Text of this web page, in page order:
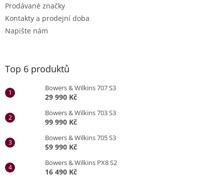
Prodávané značky
Kontakty a prodejní doba
Napište nám
Top 6 produktů
Bowers & Wilkins 707 S3
29 990 Kč
Bowers & Wilkins 703 S3
99 990 Kč
Bowers & Wilkins 705 S3
59 990 Kč
Bowers & Wilkins PX8 S2
16 490 Kč